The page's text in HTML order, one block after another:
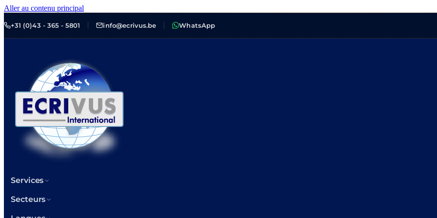
Aller au contenu principal
+31 (0)43 - 365 - 5801 info@ecrivus.be WhatsApp
Services
Secteurs